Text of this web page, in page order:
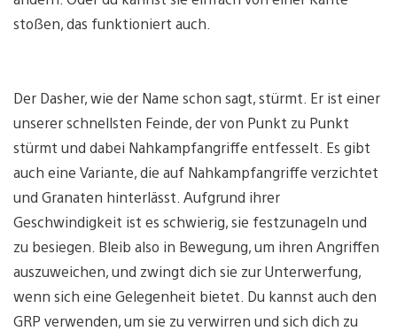
stoßen, das funktioniert auch.
Der Dasher, wie der Name schon sagt, stürmt. Er ist einer
unserer schnellsten Feinde, der von Punkt zu Punkt
stürmt und dabei Nahkampfangriffe entfesselt. Es gibt
auch eine Variante, die auf Nahkampfangriffe verzichtet
und Granaten hinterlässt. Aufgrund ihrer
Geschwindigkeit ist es schwierig, sie festzunageln und
zu besiegen. Bleib also in Bewegung, um ihren Angriffen
auszuweichen, und zwingt dich sie zur Unterwerfung,
wenn sich eine Gelegenheit bietet. Du kannst auch den
GRP verwenden, um sie zu verwirren und sich dich zu